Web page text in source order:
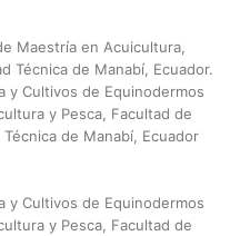
Maestría en Acuicultura,
Técnica de Manabí, Ecuador.
y Cultivos de Equinodermos
y Pesca, Facultad de
de Manabí, Ecuador
y Cultivos de Equinodermos
y Pesca, Facultad de